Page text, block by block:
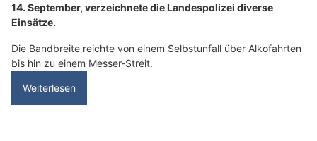
14. September, verzeichnete die Landespolizei diverse
Einsätze.
Die Bandbreite reichte von einem Selbstunfall über Alkofahrten
bis hin zu einem Messer-Streit.
Weiterlesen